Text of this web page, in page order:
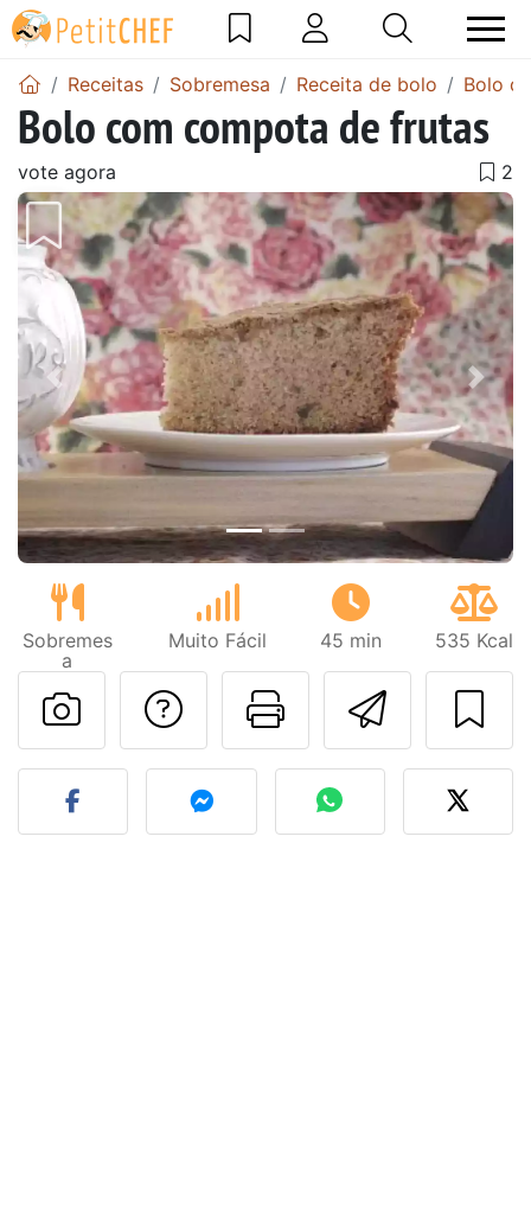
Receitas Sobremesa Receita de bolo Bolo
Bolo com compota de frutas
vote agora
Anterior Next
Sobremes
a
Muito Fácil 45 min 535 Kcal
Imprima
Falar com o autor
Fez esta receita?